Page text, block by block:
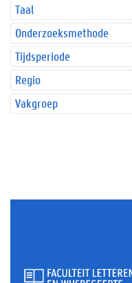
Taal
Onderzoeksmethode
Tijdsperiode
Regio
Vakgroep